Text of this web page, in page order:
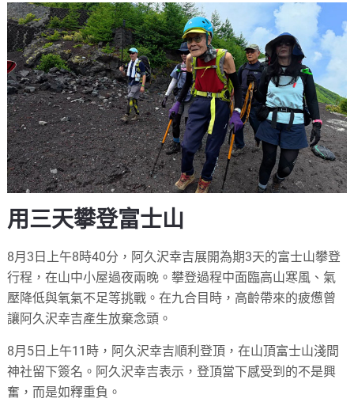
用三天攀登富士山
8月3日上午8時40分，阿久沢幸吉展開為期3天的富士山攀登
行程，在山中小屋過夜兩晚。攀登過程中面臨高山寒風、氣
壓降低與氧氣不足等挑戰。在九合目時，高齡帶來的疲憊曾
讓阿久沢幸吉產生放棄念頭。
8月5日上午11時，阿久沢幸吉順利登頂，在山頂富士山淺間
神社留下簽名。阿久沢幸吉表示，登頂當下感受到的不是興
奮，而是如釋重負。